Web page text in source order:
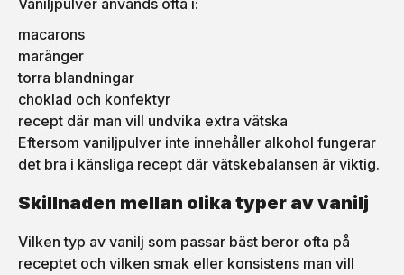
Vaniljpulver används ofta i:
macarons
maränger
torra blandningar
choklad och konfektyr
recept där man vill undvika extra vätska
Eftersom vaniljpulver inte innehåller alkohol fungerar
det bra i känsliga recept där vätskebalansen är viktig.
Skillnaden mellan olika typer av vanilj
Vilken typ av vanilj som passar bäst beror ofta på
receptet och vilken smak eller konsistens man vill